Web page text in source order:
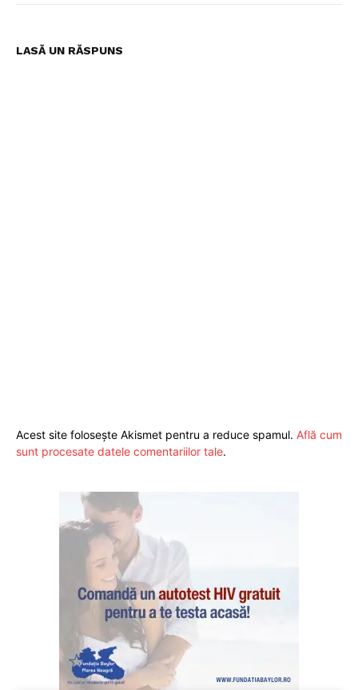
LASĂ UN RĂSPUNS
Acest site folosește Akismet pentru a reduce spamul. Află cum
sunt procesate datele comentariilor tale.